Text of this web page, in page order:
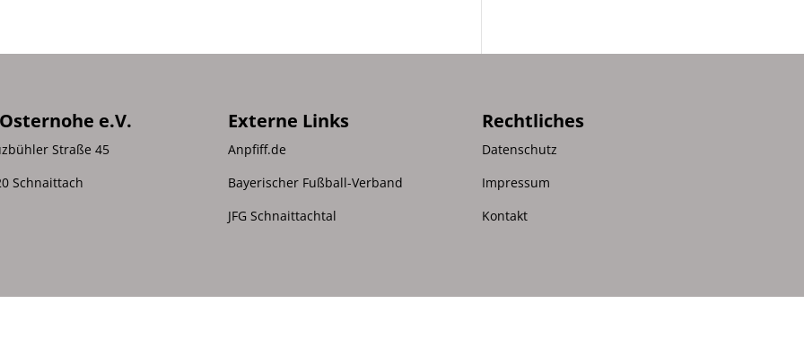
e.V.
Straße 45
Schnaittach
Externe Links
Anpfiff.de
Bayerischer Fußball-Verband
JFG Schnaittachtal
Rechtliches
Datenschutz
Impressum
Kontakt